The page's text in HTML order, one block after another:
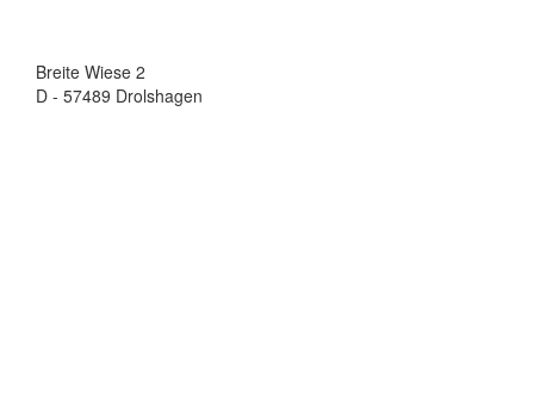
Breite Wiese 2
D - 57489 Drolshagen